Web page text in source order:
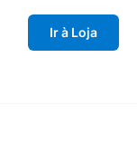
Ir à Loja